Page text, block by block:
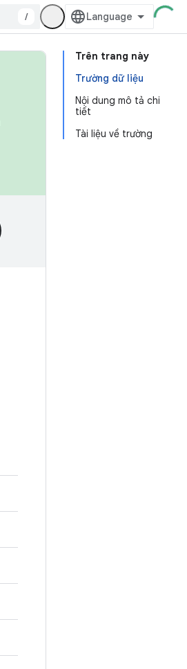
/
Trên trang này
Trường dữ liệu
Nội dung mô tả chi
tiết
Tài liệu về trường